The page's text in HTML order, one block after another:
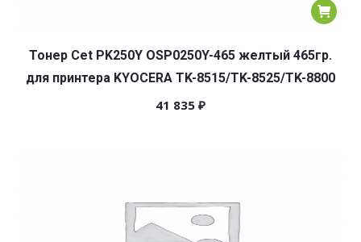
Тонер Cet PK250Y OSP0250Y-465 желтый 465гр.
для принтера KYOCERA TK-8515/TK-8525/TK-8800
41 835 ₽